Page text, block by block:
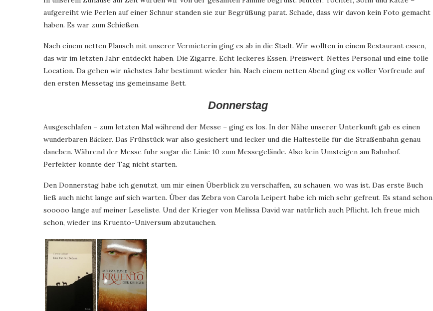
aufgereiht wie Perlen auf einer Schnur standen sie zur Begrüßung parat. Schade, dass wir davon kein Foto gemacht
haben. Es war zum Schießen.
Nach einem netten Plausch mit unserer Vermieterin ging es ab in die Stadt. Wir wollten in einem Restaurant essen,
das wir im letzten Jahr entdeckt haben. Die Zigarre. Echt leckeres Essen. Preiswert. Nettes Personal und eine tolle
Location. Da gehen wir nächstes Jahr bestimmt wieder hin. Nach einem netten Abend ging es voller Vorfreude auf
den ersten Messetag ins gemeinsame Bett.
Donnerstag
Ausgeschlafen – zum letzten Mal während der Messe – ging es los. In der Nähe unserer Unterkunft gab es einen
wunderbaren Bäcker. Das Frühstück war also gesichert und lecker und die Haltestelle für die Straßenbahn genau
daneben. Während der Messe fuhr sogar die Linie 10 zum Messegelände. Also kein Umsteigen am Bahnhof.
Perfekter konnte der Tag nicht starten.
Den Donnerstag habe ich genutzt, um mir einen Überblick zu verschaffen, zu schauen, wo was ist. Das erste Buch
ließ auch nicht lange auf sich warten. Über das Zebra von Carola Leipert habe ich mich sehr gefreut. Es stand schon
sooooo lange auf meiner Leseliste. Und der Krieger von Melissa David war natürlich auch Pflicht. Ich freue mich
schon, wieder ins Kruento-Universum abzutauchen.